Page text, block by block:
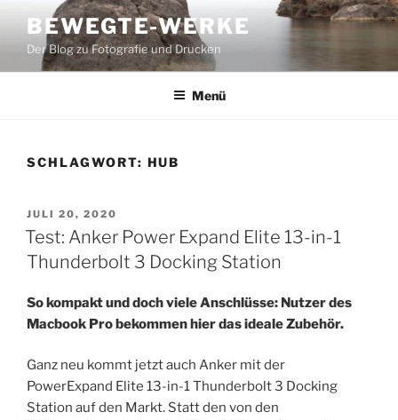
Inhalt
springen
BEWEGTE-WERKE
Der Blog zu Fotografie und Drucken
Menü
SCHLAGWORT: HUB
VERÖFFENTLICHT
AM
JULI 20, 2020
Test: Anker Power Expand Elite 13-in-1
Thunderbolt 3 Docking Station
So kompakt und doch viele Anschlüsse: Nutzer des
Macbook Pro bekommen hier das ideale Zubehör.
Ganz neu kommt jetzt auch Anker mit der
PowerExpand Elite 13-in-1 Thunderbolt 3 Docking
Station auf den Markt. Statt den von den